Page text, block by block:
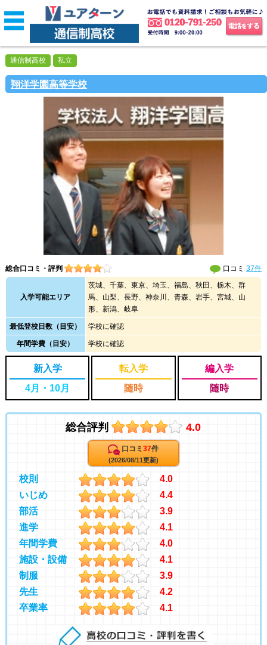
翔洋学園高等学校
通信制高校 私立
総合口コミ・評判 口コミ37件
入学可能エリア
茨城、千葉、東京、埼玉、福島、秋田、栃木、群
馬、山梨、長野、神奈川、青森、岩手、宮城、山
形、新潟、岐阜
最低登校日数（目安） 学校に確認
年間学費（目安） 学校に確認
新入学
4月・10月
転入学
随時
編入学
随時
総合評判 4.0
口コミ37件
(2026/08/11更新)
校則
4.0
いじめ
4.4
部活
3.9
進学
4.1
年間学費
4.0
施設・設備
4.1
制服
3.9
先生
4.2
卒業率
4.1